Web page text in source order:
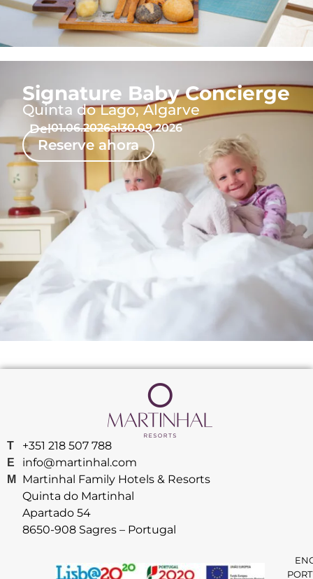
Signature Baby Concierge
Quinta do Lago, Algarve
Reserve ahora
Del01.06.2026al30.09.2026
T
E
M
+351 218 507 788
info@martinhal.com
Martinhal Family Hotels & Resorts
Quinta do Martinhal
Apartado 54
8650-908 Sagres – Portugal